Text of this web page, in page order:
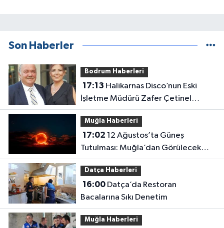
Son Haberler
Bodrum Haberleri
17:13
İşletme Müdürü Zafer Çetinel
Hayatını Kaybetti
Muğla Haberleri
17:02
Tutulması: Muğla’dan Görülecek
mi?
Datça Haberleri
16:00Datça’da Restoran
Bacalarına Sıkı Denetim
Muğla Haberleri